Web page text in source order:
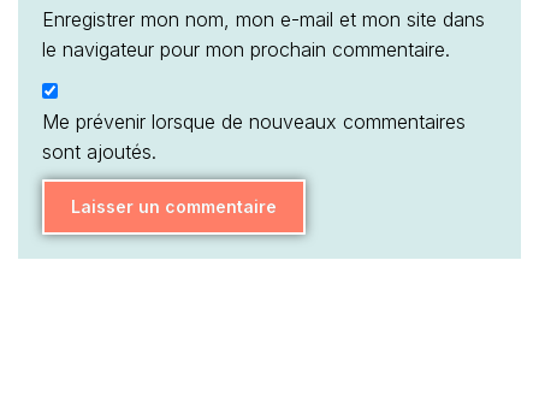
Enregistrer mon nom, mon e-mail et mon site dans
le navigateur pour mon prochain commentaire.
Me prévenir lorsque de nouveaux commentaires
sont ajoutés.